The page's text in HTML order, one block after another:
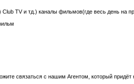
TV и тд.) каналы фильмов(где весь день на
связаться с нашим Агентом, который